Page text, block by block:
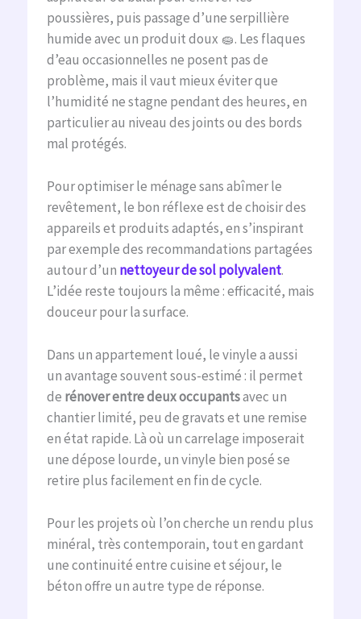
poussières, puis passage d’une serpillière
humide avec un produit doux 🧽. Les flaques
d’eau occasionnelles ne posent pas de
problème, mais il vaut mieux éviter que
l’humidité ne stagne pendant des heures, en
particulier au niveau des joints ou des bords
mal protégés.
Pour optimiser le ménage sans abîmer le
revêtement, le bon réflexe est de choisir des
appareils et produits adaptés, en s’inspirant
par exemple des recommandations partagées
autour d’un nettoyeur de sol polyvalent.
L’idée reste toujours la même : efficacité, mais
douceur pour la surface.
Dans un appartement loué, le vinyle a aussi
un avantage souvent sous-estimé : il permet
de rénover entre deux occupantsavec un
chantier limité, peu de gravats et une remise
en état rapide. Là où un carrelage imposerait
une dépose lourde, un vinyle bien posé se
retire plus facilement en fin de cycle.
Pour les projets où l’on cherche un rendu plus
minéral, très contemporain, tout en gardant
une continuité entre cuisine et séjour, le
béton offre un autre type de réponse.